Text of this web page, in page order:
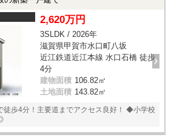
2,620万円
3SLDK / 2026年
滋賀県甲賀市水口町八坂
近江鉄道近江本線 水口石橋 徒歩
4分
建物面積 106.82㎡
土地面積 143.82㎡
歩4分！主要道までアクセス良好！ ◆小学校